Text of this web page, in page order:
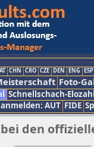
CHN CRO CZE DEN ENG ESP
Foto-
Schnellschach-Elozahl
AUT FIDE
den